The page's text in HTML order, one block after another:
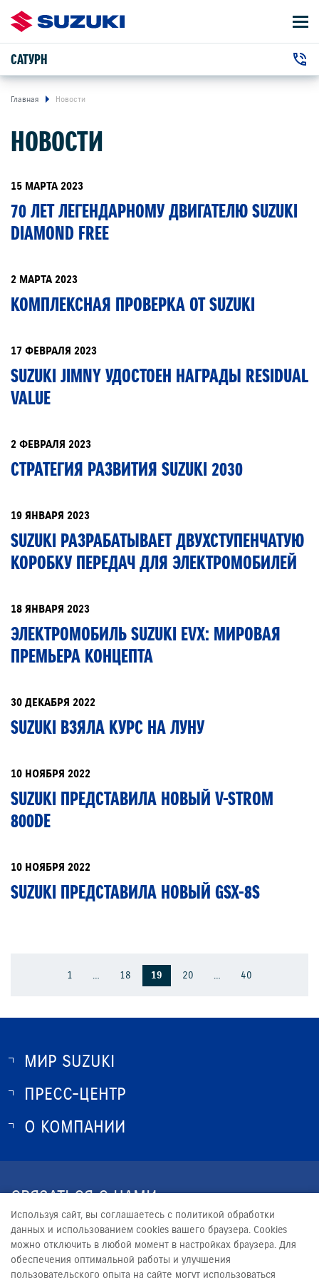
САТУРН
г. Челябинск, Молодогвардейцев улица, 2
АВТОМОБИЛИ
ВЛАДЕЛЬЦАМ
О КОМПАНИИ
КОНТАКТЫ
НОВОСТИ
Главная Новости
НОВОСТИ
15 МАРТА 2023
70 ЛЕТ ЛЕГЕНДАРНОМУ ДВИГАТЕЛЮ SUZUKI
DIAMOND FREE
2 МАРТА 2023
КОМПЛЕКСНАЯ ПРОВЕРКА ОТ SUZUKI
17 ФЕВРАЛЯ 2023
SUZUKI JIMNY УДОСТОЕН НАГРАДЫ RESIDUAL
VALUE
2 ФЕВРАЛЯ 2023
СТРАТЕГИЯ РАЗВИТИЯ SUZUKI 2030
19 ЯНВАРЯ 2023
SUZUKI РАЗРАБАТЫВАЕТ ДВУХСТУПЕНЧАТУЮ
КОРОБКУ ПЕРЕДАЧ ДЛЯ ЭЛЕКТРОМОБИЛЕЙ
18 ЯНВАРЯ 2023
ЭЛЕКТРОМОБИЛЬ SUZUKI EVX: МИРОВАЯ
ПРЕМЬЕРА КОНЦЕПТА
30 ДЕКАБРЯ 2022
SUZUKI ВЗЯЛА КУРС НА ЛУНУ
10 НОЯБРЯ 2022
SUZUKI ПРЕДСТАВИЛА НОВЫЙ V-STROM
800DE
10 НОЯБРЯ 2022
SUZUKI ПРЕДСТАВИЛА НОВЫЙ GSX-8S
1 … 18 19 20 … 40
МИР SUZUKI
О SUZUKI
ОПТОВЫЕ ПРОДАЖИ ЗАПЧАСТЕЙ
ПРЕСС-ЦЕНТР
НОВОСТИ
О КОМПАНИИ
СВЯЗАТЬСЯ С НАМИ
+7 (351) 220-13-99
OP_ALLIANCE@SATURN2.RU
Используя сайт, вы соглашаетесь с политикой обработки
данных и использованием cookies вашего браузера. Cookies
можно отключить в любой момент в настройках браузера. Для
обеспечения оптимальной работы и улучшения
пользовательского опыта на сайте могут использоваться